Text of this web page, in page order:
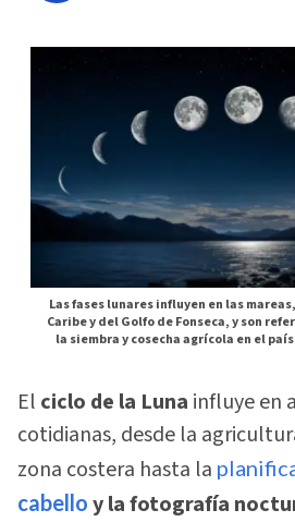
Las fases lunares influyen en las
Caribe y del Golfo de Fonseca, y son
la siembra y cosecha agrícola en el
El ciclo de la Luna influye en
cotidianas, desde la
zona costera hasta la
cabello y la fotografía